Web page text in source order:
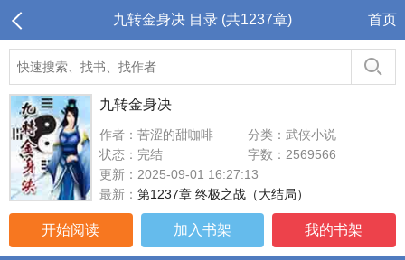
九转金身决 目录 (共1237章) 首页
九转金身决
作者：苦涩的甜咖啡
分类：武侠小说
状态：完结
字数：2569566
更新：2025-09-01 16:27:13
最新： 第1237章 终极之战（大结局）
开始阅读 加入书架 我的书架